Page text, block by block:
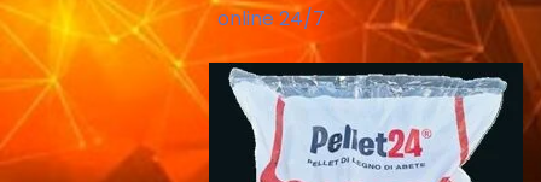
online 24/7